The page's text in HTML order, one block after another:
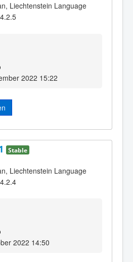
Liechtenstein Language
2022 15:22
Stable
Liechtenstein Language
2022 14:50